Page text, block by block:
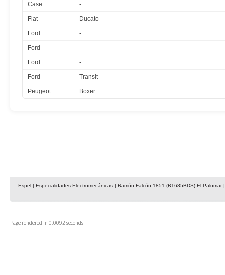
Case -
Fiat Ducato
Ford -
Ford -
Ford -
Ford Transit
Peugeot Boxer
Espel | Especialidades Electromecánicas | Ramón Falcón 1851 (B1685BDS) El
Page rendered in 0.0092 seconds